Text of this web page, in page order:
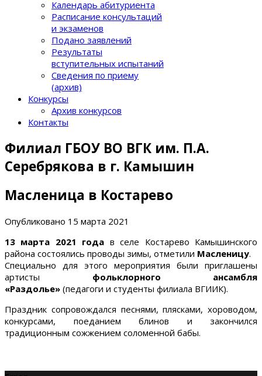
Календарь абитуриента
Расписание консультаций
и экзаменов
Подано заявлений
Результаты
вступительных испытаний
Сведения по приему
(архив)
Конкурсы
Архив конкурсов
Контакты
Филиал ГБОУ ВО ВГК им. П.А.
Серебрякова в г. Камышин
Масленица в Костарево
Опубликовано 15 марта 2021
13 марта 2021 года в селе Костарево Камышинского
района состоялись проводы зимы, отметили Масленицу.
Специально для этого мероприятия были приглашены
артисты фольклорного ансамбля
«Раздолье» (педагоги и студенты филиала ВГИИК).
Праздник сопровождался песнями, плясками, хороводом,
конкурсами, поеданием блинов и закончился
традиционным сожжением соломенной бабы.